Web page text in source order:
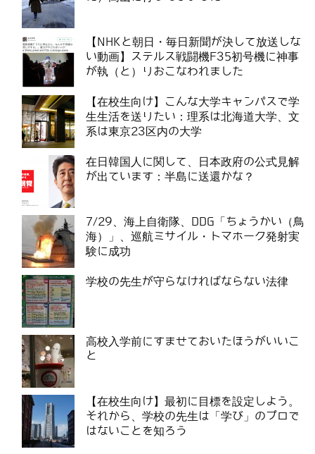
【NHKと朝日・毎日新聞が決して放送しな
い動画】ステルス戦闘機F35初号機に神事
が執（と）りおこなわれました
【在校生向け】こんな大学キャンパスで学
生生活を送りたい：理系は北海道大学、文
系は東京23区内の大学
在日韓国人に関して、日本政府の公式見解
が出ています：半島に送還かな？
7/29、海上自衛隊、DDG「ちょうかい（鳥
海）」、巡航ミサイル・トマホーク発射実
験に成功
学校の先生が守らなければならない法律
高校入学前にすませておいたほうがいいこ
と
【在校生向け】最初に目標を設定しよう。
それから、学校の先生は「学び」のプロで
はないことを知ろう